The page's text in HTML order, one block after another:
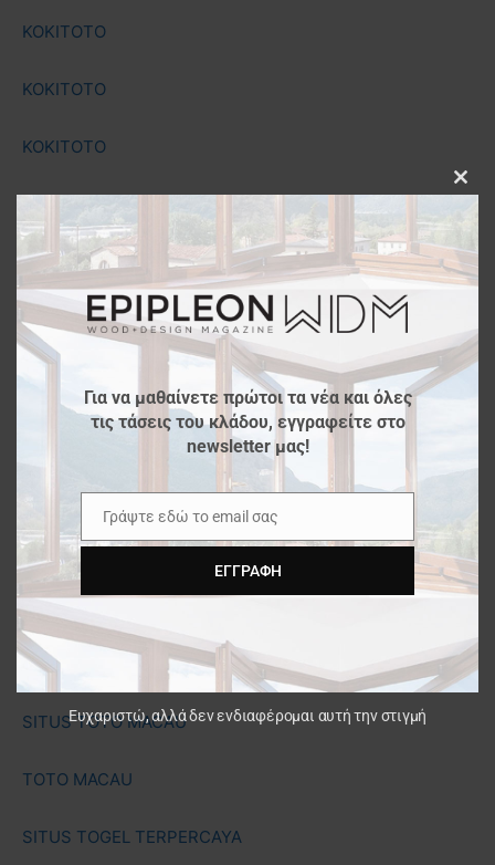
KOKITOTO
KOKITOTO
KOKITOTO
KOKITOTO
KOKITOTO
KOKITOTO
KOKITOTO
KOKITOTO
KOKITOTO
KOKITOTO
BANDAR TOTO MACAU
SITUS TOTO MACAU
TOTO MACAU
SITUS TOGEL TERPERCAYA
Για να μαθαίνετε πρώτοι τα νέα και όλες
τις τάσεις του κλάδου, εγγραφείτε στο
newsletter μας!
Email
Γράψτε εδώ το email σας
ΕΓΓΡΑΦΉ
Ευχαριστώ, αλλά δεν ενδιαφέρομαι αυτή την στιγμή